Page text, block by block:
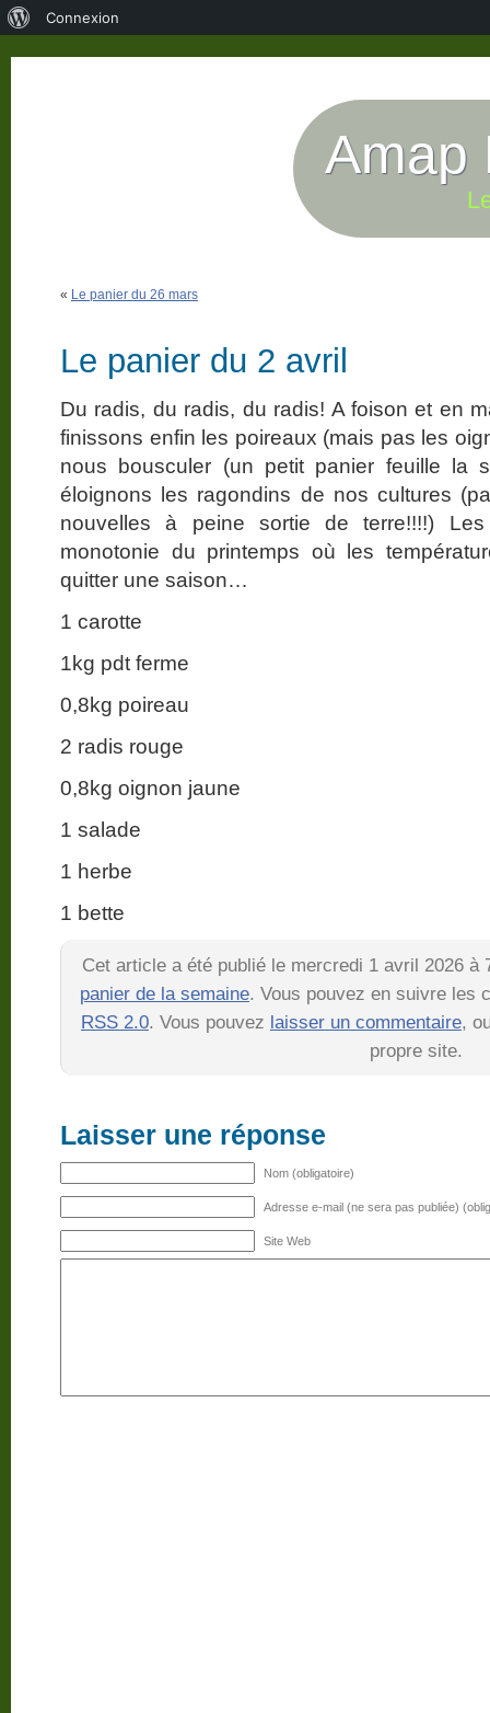
Amap
« Le panier du 26 mars
Le panier du 2 avril
Du radis, du radis, du radis! A foison et en
finissons enfin les poireaux (mais pas les
nous bousculer (un petit panier feuille la
éloignons les ragondins de nos cultures
nouvelles à peine sortie de terre!!!!)
monotonie du printemps où les
quitter une saison…
1 carotte
1kg pdt ferme
0,8kg poireau
2 radis rouge
0,8kg oignon jaune
1 salade
1 herbe
1 bette
Cet article a été publié le mercredi 1 avril 2026
panier de la semaine. Vous pouvez en suivre les
RSS 2.0. Vous pouvez laisser un commentaire,
propre site.
Laisser une réponse
Nom (obligatoire)
Adresse e-mail (ne sera pas publiée)
Site Web
Connexion